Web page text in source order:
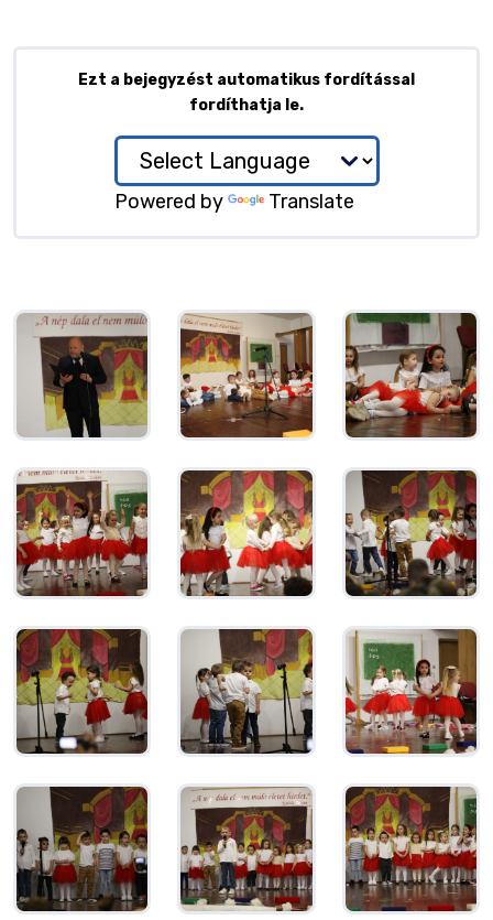
Ezt a bejegyzést automatikus fordítással
fordíthatja le.
Powered by Translate